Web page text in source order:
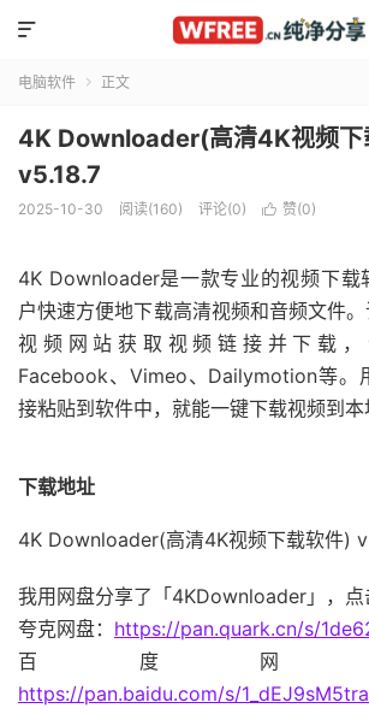

电脑软件  正文
4K Downloader(高清4K视频下
v5.18.7
2025-10-30 阅读(160) 评论(0)  赞(0)
4K Downloader是一款专业的视频下载
户快速方便地下载高清视频和音频文件
视频网站获取视频链接并下载，
Facebook、Vimeo、Dailymotion等。
接粘贴到软件中，就能一键下载视频到本
下载地址
4K Downloader(高清4K视频下载软件)
我用网盘分享了「4KDownloader」，点
夸克网盘： https://pan.quark.cn/s/
百度网
https://pan.baidu.com/s/